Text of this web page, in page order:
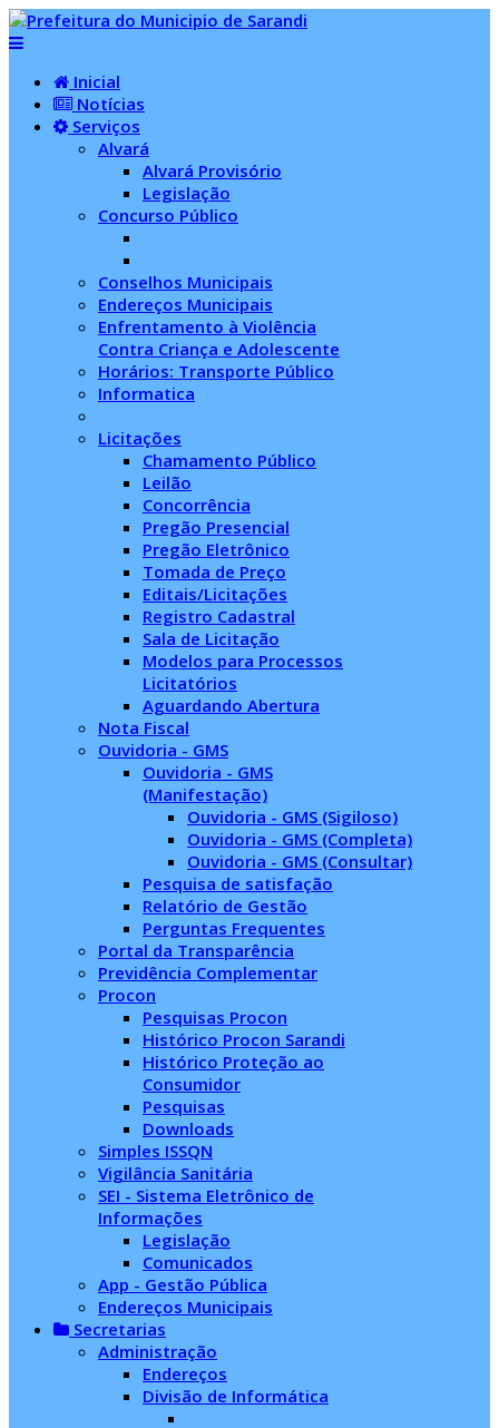
Inicial
Notícias
Serviços
Alvará
Alvará Provisório
Legislação
Concurso Público
Conselhos Municipais
Endereços Municipais
Enfrentamento à Violência
Contra Criança e Adolescente
Horários: Transporte Público
Informatica
Licitações
Chamamento Público
Leilão
Concorrência
Pregão Presencial
Pregão Eletrônico
Tomada de Preço
Editais/Licitações
Registro Cadastral
Sala de Licitação
Modelos para Processos
Licitatórios
Aguardando Abertura
Nota Fiscal
Ouvidoria - GMS
Ouvidoria - GMS
(Manifestação)
Ouvidoria - GMS (Sigiloso)
Ouvidoria - GMS (Completa)
Ouvidoria - GMS (Consultar)
Pesquisa de satisfação
Relatório de Gestão
Perguntas Frequentes
Portal da Transparência
Previdência Complementar
Procon
Pesquisas Procon
Histórico Procon Sarandi
Histórico Proteção ao
Consumidor
Pesquisas
Downloads
Simples ISSQN
Vigilância Sanitária
SEI - Sistema Eletrônico de
Informações
Legislação
Comunicados
App - Gestão Pública
Endereços Municipais
Secretarias
Administração
Endereços
Divisão de Informática